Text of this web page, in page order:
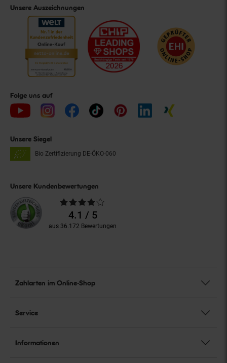
Unsere Auszeichnungen
Folge uns auf
Unsere Siegel
Bio Zertifizierung DE-ÖKO-060
Unsere Kundenbewertungen
Durchschnittliche
Bewertungen4.1 / 5
aus 36.172 Bewertungen
Zahlarten im Online-Shop
Service
Informationen